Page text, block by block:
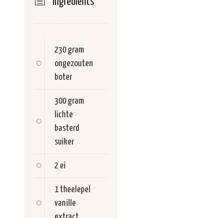
230 gram
ongezouten
boter
300 gram
lichte
basterd
suiker
2 ei
1 theelepel
vanille